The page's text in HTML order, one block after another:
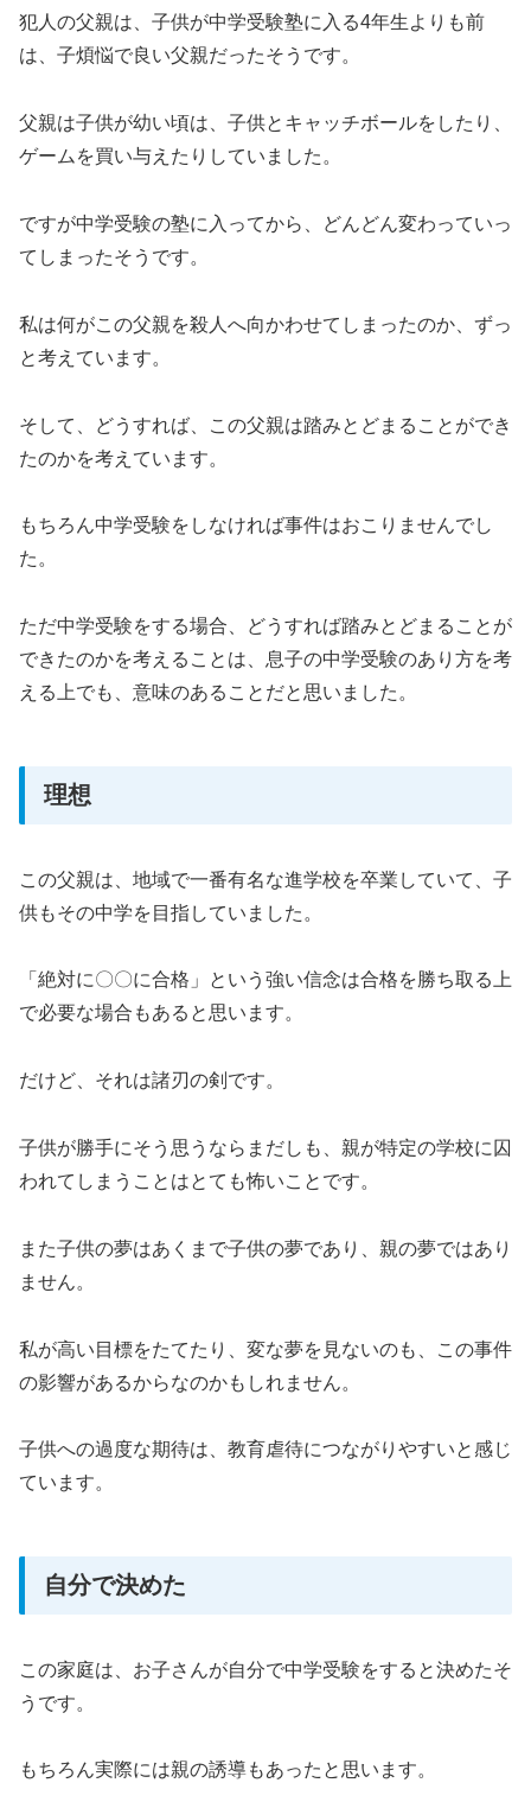
犯人の父親は、子供が中学受験塾に入る4年生よりも前
は、子煩悩で良い父親だったそうです。
父親は子供が幼い頃は、子供とキャッチボールをしたり、
ゲームを買い与えたりしていました。
ですが中学受験の塾に入ってから、どんどん変わっていっ
てしまったそうです。
私は何がこの父親を殺人へ向かわせてしまったのか、ずっ
と考えています。
そして、どうすれば、この父親は踏みとどまることができ
たのかを考えています。
もちろん中学受験をしなければ事件はおこりませんでし
た。
ただ中学受験をする場合、どうすれば踏みとどまることが
できたのかを考えることは、息子の中学受験のあり方を考
える上でも、意味のあることだと思いました。
理想
この父親は、地域で一番有名な進学校を卒業していて、子
供もその中学を目指していました。
「絶対に〇〇に合格」という強い信念は合格を勝ち取る上
で必要な場合もあると思います。
だけど、それは諸刃の剣です。
子供が勝手にそう思うならまだしも、親が特定の学校に囚
われてしまうことはとても怖いことです。
また子供の夢はあくまで子供の夢であり、親の夢ではあり
ません。
私が高い目標をたてたり、変な夢を見ないのも、この事件
の影響があるからなのかもしれません。
子供への過度な期待は、教育虐待につながりやすいと感じ
ています。
自分で決めた
この家庭は、お子さんが自分で中学受験をすると決めたそ
うです。
もちろん実際には親の誘導もあったと思います。